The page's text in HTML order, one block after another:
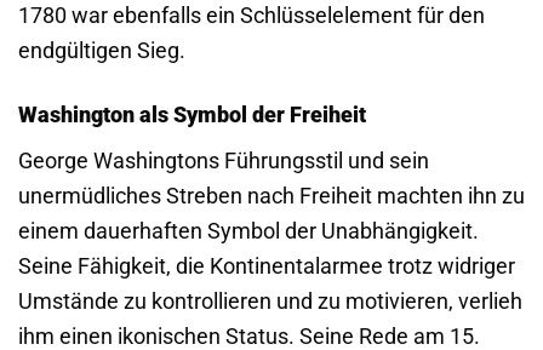
1780 war ebenfalls ein Schlüsselelement für den
endgültigen Sieg.
Washington als Symbol der Freiheit
George Washingtons Führungsstil und sein
unermüdliches Streben nach Freiheit machten ihn zu
einem dauerhaften Symbol der Unabhängigkeit.
Seine Fähigkeit, die Kontinentalarmee trotz widriger
Umstände zu kontrollieren und zu motivieren, verlieh
ihm einen ikonischen Status. Seine Rede am 15.